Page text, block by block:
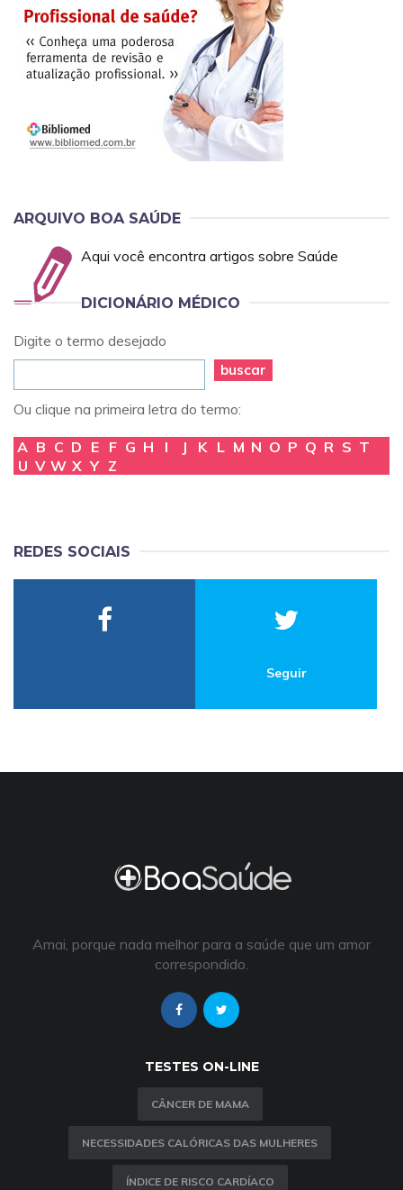
ARQUIVO BOA SAÚDE
Aqui você encontra artigos sobre Saúde
DICIONÁRIO MÉDICO
Digite o termo desejado
buscar
Ou clique na primeira letra do termo:
A B C D E F G H I J K L M N O P Q R S T
U V W X Y Z
REDES SOCIAIS
Seguir
Amai, porque nada melhor para a saúde que um amor
correspondido.
TESTES ON-LINE
CÂNCER DE MAMA
NECESSIDADES CALÓRICAS DAS MULHERES
ÍNDICE DE RISCO CARDÍACO